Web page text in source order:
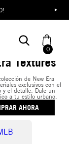
0
Textures
de New Era
exclusivos con el
y el detalle. Dale un
a tu estilo urbano.
AHORA